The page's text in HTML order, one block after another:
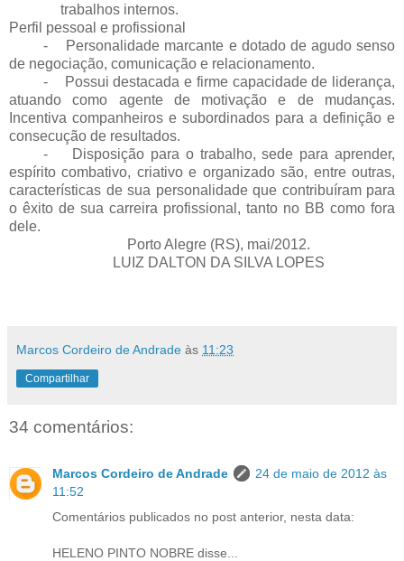
trabalhos internos.
Perfil pessoal e profissional
- Personalidade marcante e dotado de agudo senso
de negociação, comunicação e relacionamento.
- Possui destacada e firme capacidade de liderança,
atuando como agente de motivação e de mudanças.
Incentiva companheiros e subordinados para a definição e
consecução de resultados.
- Disposição para o trabalho, sede para aprender,
espírito combativo, criativo e organizado são, entre outras,
características de sua personalidade que contribuíram para
o êxito de sua carreira profissional, tanto no BB como fora
dele.
Porto Alegre (RS), mai/2012.
LUIZ DALTON DA SILVA LOPES
Marcos Cordeiro de Andrade às 11:23
Compartilhar
34 comentários:
Marcos Cordeiro de Andrade
24 de maio de 2012 às
11:52
Comentários publicados no post anterior, nesta data:
HELENO PINTO NOBRE disse...